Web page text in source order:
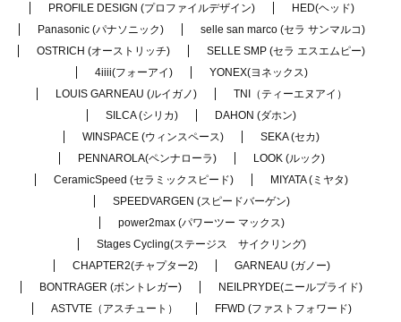
PROFILE DESIGN (プロファイルデザイン)
HED(ヘッド)
Panasonic (パナソニック)
selle san marco (セラ サンマルコ)
OSTRICH (オーストリッチ)
SELLE SMP (セラ エスエムピー)
4iiii(フォーアイ)
YONEX(ヨネックス)
LOUIS GARNEAU (ルイガノ)
TNI（ティーエヌアイ）
SILCA (シリカ)
DAHON (ダホン)
WINSPACE (ウィンスペース)
SEKA (セカ)
PENNAROLA(ペンナローラ)
LOOK (ルック)
CeramicSpeed (セラミックスピード)
MIYATA (ミヤタ)
SPEEDVARGEN (スピードバーゲン)
power2max (パワーツー マックス)
Stages Cycling(ステージス サイクリング)
CHAPTER2(チャプター2)
GARNEAU (ガノー)
BONTRAGER (ボントレガー)
NEILPRYDE(ニールプライド)
ASTVTE（アスチュート）
FFWD (ファストフォワード)